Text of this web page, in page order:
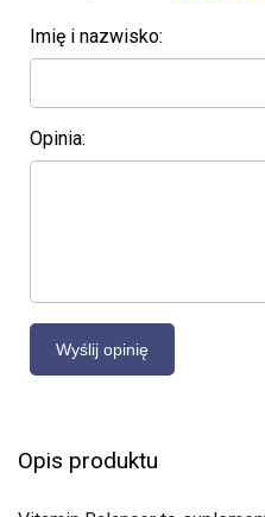
Imię i nazwisko:
Opinia:
Opis produktu